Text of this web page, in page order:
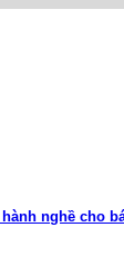
nghề cho